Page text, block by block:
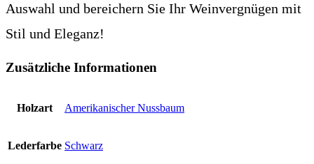
Auswahl und bereichern Sie Ihr Weinvergnügen mit
Stil und Eleganz!
Zusätzliche Informationen
Holzart Amerikanischer Nussbaum
Lederfarbe Schwarz